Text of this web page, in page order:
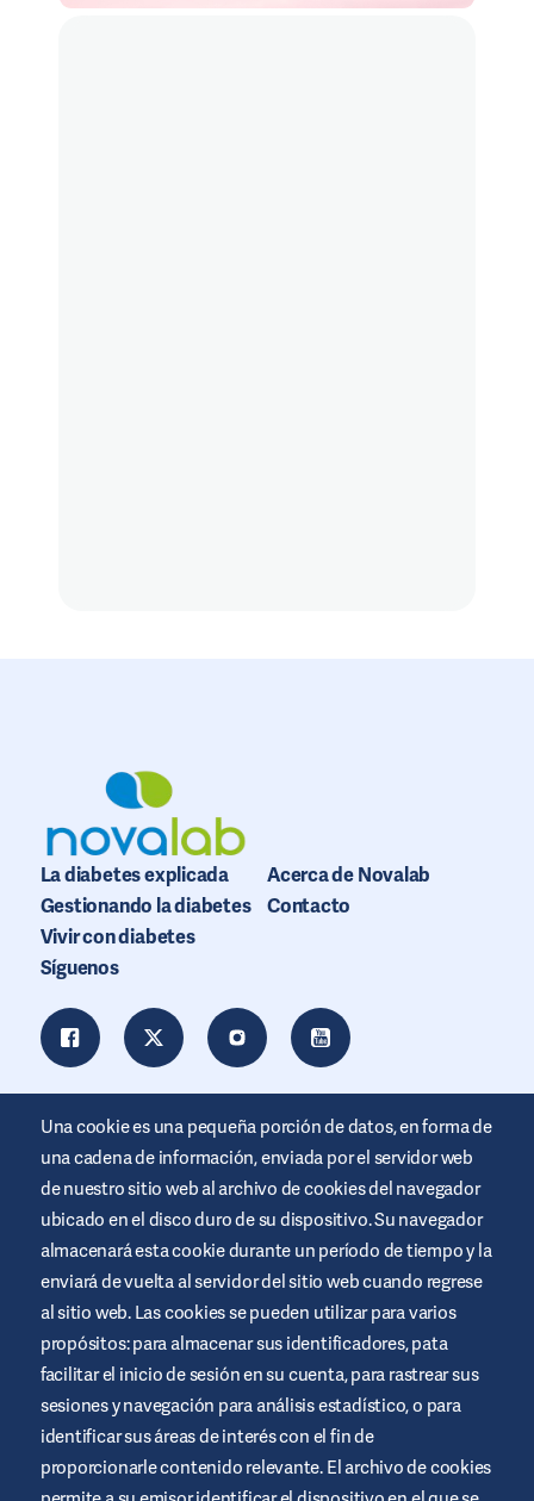
La diabetes explicada
Gestionando la diabetes
Vivir con diabetes
Acerca de Novalab
Contacto
Síguenos
Este sitio web está promocionado por Air Liquide Healthcare
para educar y apoyar a las personas que viven con diabetes. Es
sólo un site informativo, no sustituye las recomendaciones
médicas. Busca siempre el consejo de un profesional de la salud.
Términos y condiciones del sitio web
Política de privacidad
Una cookie es una pequeña porción de datos, en forma de
una cadena de información, enviada por el servidor web
de nuestro sitio web al archivo de cookies del navegador
ubicado en el disco duro de su dispositivo. Su navegador
almacenará esta cookie durante un período de tiempo y la
enviará de vuelta al servidor del sitio web cuando regrese
al sitio web. Las cookies se pueden utilizar para varios
propósitos: para almacenar sus identificadores, pata
facilitar el inicio de sesión en su cuenta, para rastrear sus
sesiones y navegación para análisis estadístico, o para
identificar sus áreas de interés con el fin de
proporcionarle contenido relevante. El archivo de cookies